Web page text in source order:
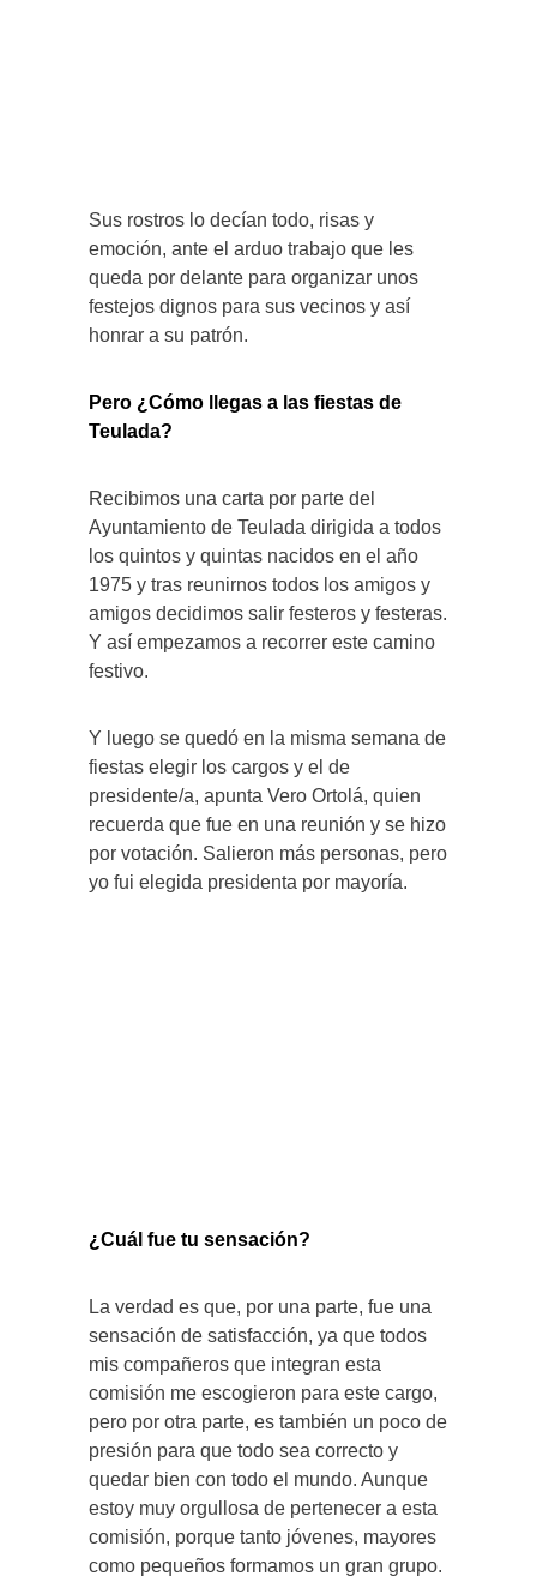
Sus rostros lo decían todo, risas y
emoción, ante el arduo trabajo que les
queda por delante para organizar unos
festejos dignos para sus vecinos y así
honrar a su patrón.
Pero ¿Cómo llegas a las fiestas de
Teulada?
Recibimos una carta por parte del
Ayuntamiento de Teulada dirigida a todos
los quintos y quintas nacidos en el año
1975 y tras reunirnos todos los amigos y
amigos decidimos salir festeros y festeras.
Y así empezamos a recorrer este camino
festivo.
Y luego se quedó en la misma semana de
fiestas elegir los cargos y el de
presidente/a, apunta Vero Ortolá, quien
recuerda que fue en una reunión y se hizo
por votación. Salieron más personas, pero
yo fui elegida presidenta por mayoría.
¿Cuál fue tu sensación?
La verdad es que, por una parte, fue una
sensación de satisfacción, ya que todos
mis compañeros que integran esta
comisión me escogieron para este cargo,
pero por otra parte, es también un poco de
presión para que todo sea correcto y
quedar bien con todo el mundo. Aunque
estoy muy orgullosa de pertenecer a esta
comisión, porque tanto jóvenes, mayores
como pequeños formamos un gran grupo.